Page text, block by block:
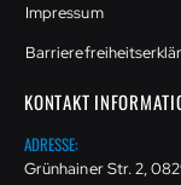
Impressum
KONTAKT
ADRESSE:
Grünhainer Str. 2,